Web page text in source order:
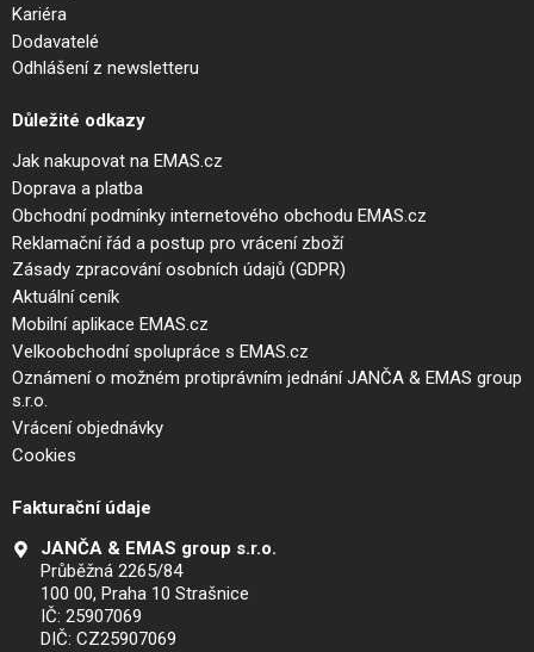
Kariéra
Dodavatelé
Odhlášení z newsletteru
Důležité odkazy
Jak nakupovat na EMAS.cz
Doprava a platba
Obchodní podmínky internetového obchodu EMAS.cz
Reklamační řád a postup pro vrácení zboží
Zásady zpracování osobních údajů (GDPR)
Aktuální ceník
Mobilní aplikace EMAS.cz
Velkoobchodní spolupráce s EMAS.cz
Oznámení o možném protiprávním jednání JANČA & EMAS group
s.r.o.
Vrácení objednávky
Cookies
Fakturační údaje
JANČA & EMAS group s.r.o.
Průběžná 2265/84
100 00, Praha 10 Strašnice
IČ: 25907069
DIČ: CZ25907069